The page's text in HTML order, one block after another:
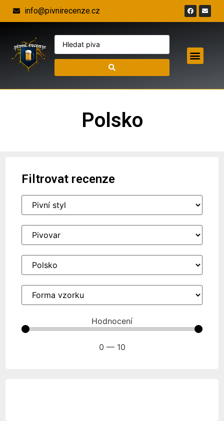
info@pivnirecenze.cz
Polsko
Filtrovat recenze
Hodnocení
0 — 10